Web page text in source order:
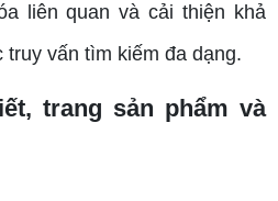
liên quan và cải thiện khả
truy vấn tìm kiếm đa dạng.
trang sản phẩm và